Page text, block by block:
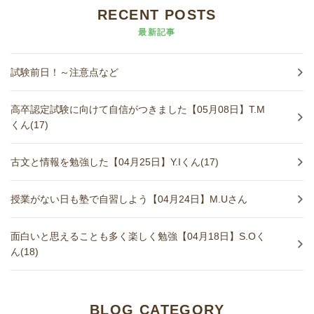
RECENT POSTS
最新記事
試験前日！～注意点など
高卒認定試験に向けて自信がつきました【05月08日】T.M
くん(17)
古文と情報を勉強した【04月25日】Y.Iくん(17)
授業がない日も塾で自習しよう【04月24日】M.Uさん
面白いと思えることも多く楽しく勉強【04月18日】S.Oく
ん(18)
BLOG CATEGORY